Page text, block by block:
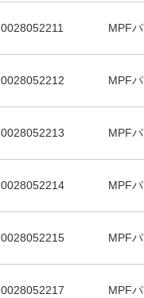
0028052211 MPF
0028052212 MPF
0028052213 MPF
0028052214 MPF
0028052215 MPF
0028052217 MPF